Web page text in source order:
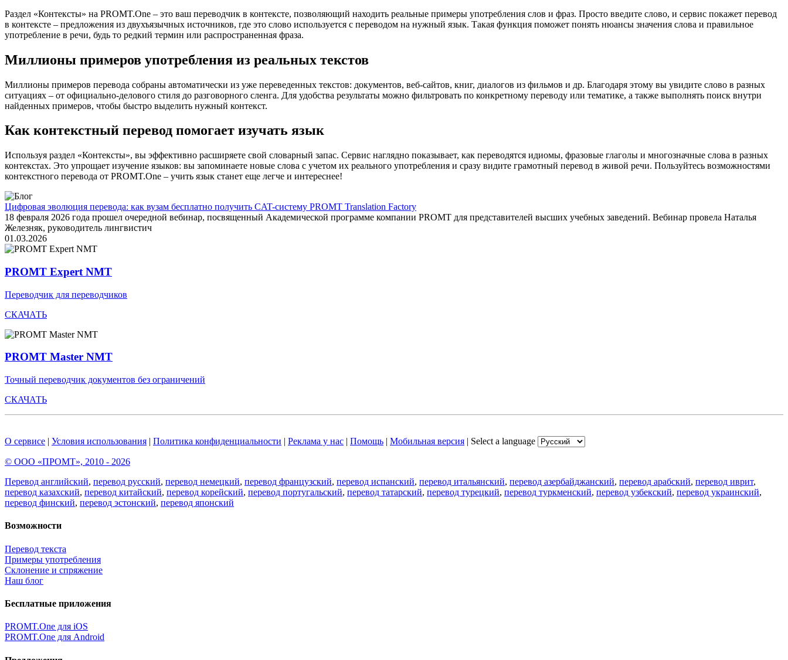
Раздел «Контексты» на PROMT.One – это ваш переводчик в контексте, позволяющий находить реальные примеры употребления слов и фраз. Просто введите слово, и сервис покажет перевод
в контексте – предложения из двухъязычных источников, где это слово используется с переводом на нужный язык. Такая функция поможет понять нюансы значения слова и правильное
употребление в речи, будь то редкий термин или распространенная фраза.
Миллионы примеров употребления из реальных текстов
Миллионы примеров перевода собраны автоматически из уже переведенных текстов: документов, веб-сайтов, книг, диалогов из фильмов и др. Благодаря этому вы увидите слово в разных
ситуациях – от официально-делового стиля до разговорного сленга. Для удобства результаты можно фильтровать по конкретному переводу или тематике, а также выполнять поиск внутри
найденных примеров, чтобы быстро выделить нужный контекст.
Как контекстный перевод помогает изучать язык
Используя раздел «Контексты», вы эффективно расширяете свой словарный запас. Сервис наглядно показывает, как переводятся идиомы, фразовые глаголы и многозначные слова в разных
контекстах. Это упрощает изучение языков: вы запоминаете новые слова с учетом их реального употребления и сразу видите грамотный перевод в живой речи. Пользуйтесь возможностями
контекстного перевода от PROMT.One – учить язык станет еще легче и интереснее!
Цифровая эволюция перевода: как вузам бесплатно получить CAT-систему PROMT Translation Factory
18 февраля 2026 года прошел очередной вебинар, посвященный Академической программе компании PROMT для представителей высших учебных заведений. Вебинар провела Наталья
Железняк, руководитель лингвистич
01.03.2026
PROMT Expert NMT
Переводчик для переводчиков
СКАЧАТЬ
PROMT Master NMT
Точный переводчик документов без ограничений
СКАЧАТЬ
О сервисе | Условия использования | Политика конфиденциальности | Реклама у нас | Помощь | Мобильная версия | Select a language
© ООО «ПРОМТ», 2010 - 2026
Перевод английский, перевод русский, перевод немецкий, перевод французский, перевод испанский, перевод итальянский, перевод азербайджанский, перевод арабский, перевод иврит,
перевод казахский, перевод китайский, перевод корейский, перевод португальский, перевод татарский, перевод турецкий, перевод туркменский, перевод узбекский, перевод украинский,
перевод финский, перевод эстонский, перевод японский
Возможности
Перевод текста
Примеры употребления
Склонение и спряжение
Наш блог
Бесплатные приложения
PROMT.One для iOS
PROMT.One для Android